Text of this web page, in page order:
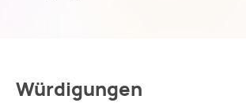
Würdigungen